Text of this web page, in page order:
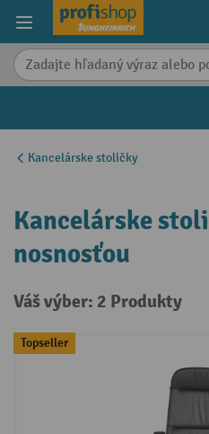
content
Kancelárske stoličky
Kancelárske
nosnosťou
Váš výber: 2 Produkty
Topseller